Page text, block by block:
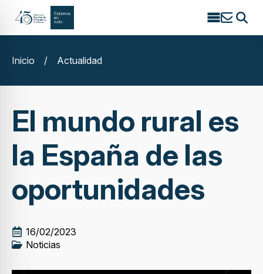
Search
Inicio
/ Actualidad
El mundo rural es
la España de las
oportunidades
16/02/2023
Noticias